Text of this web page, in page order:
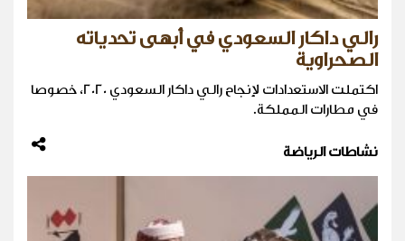
رالي داكار السعودي في أبهى تحدياته
الصحراوية
اكتملت الاستعدادات لإنجاح رالي داكار السعودي 2020، خصوصا
في مطارات المملكة.
نشاطات الرياضة